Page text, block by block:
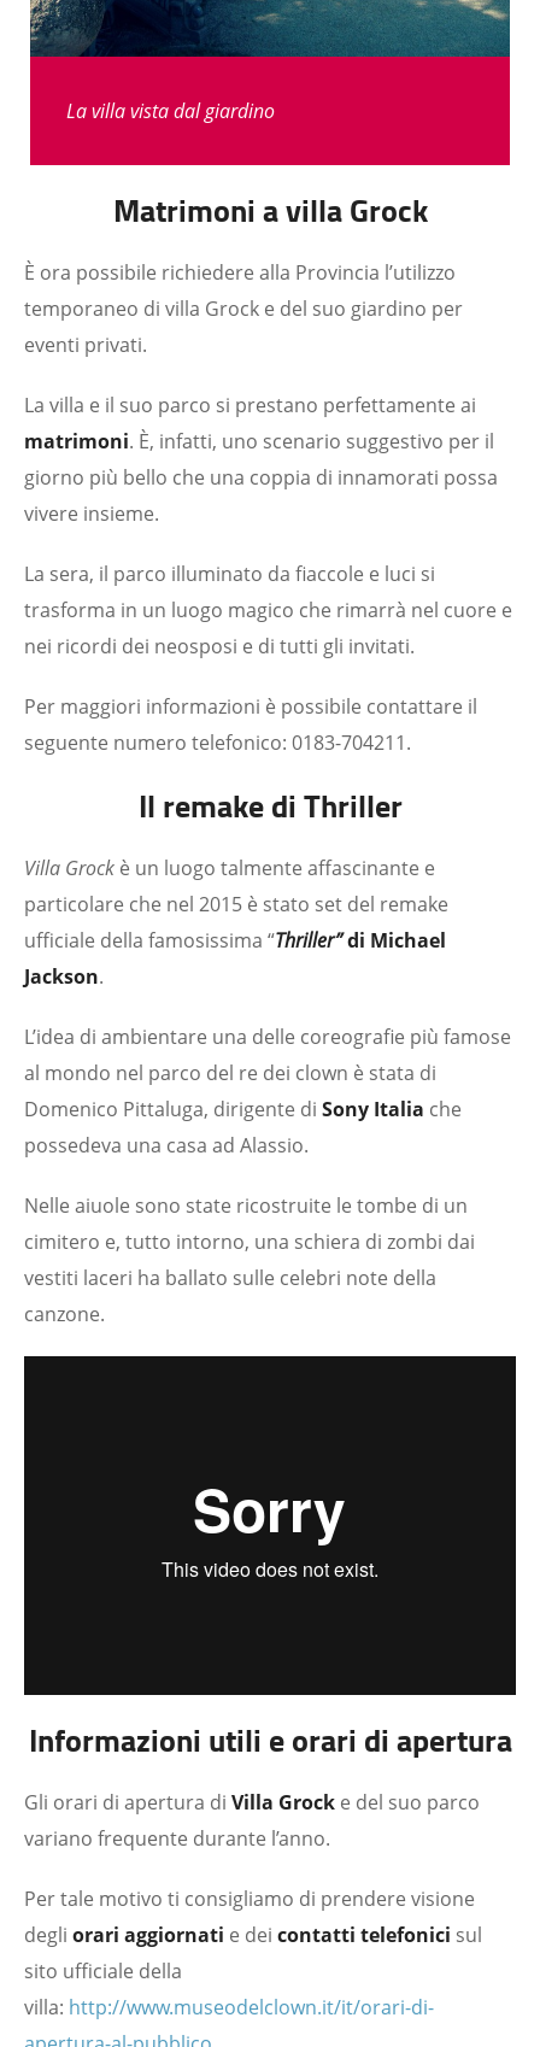
La villa vista dal giardino
Matrimoni a villa Grock
È ora possibile richiedere alla Provincia l’utilizzo
temporaneo di villa Grock e del suo giardino per
eventi privati.
La villa e il suo parco si prestano perfettamente ai
matrimoni. È, infatti, uno scenario suggestivo per il
giorno più bello che una coppia di innamorati possa
vivere insieme.
La sera, il parco illuminato da fiaccole e luci si
trasforma in un luogo magico che rimarrà nel cuore e
nei ricordi dei neosposi e di tutti gli invitati.
Per maggiori informazioni è possibile contattare il
seguente numero telefonico: 0183-704211.
Il remake di Thriller
Villa Grock è un luogo talmente affascinante e
particolare che nel 2015 è stato set del remake
ufficiale della famosissima “Thriller”di Michael
Jackson.
L’idea di ambientare una delle coreografie più famose
al mondo nel parco del re dei clown è stata di
Domenico Pittaluga, dirigente di Sony Italia che
possedeva una casa ad Alassio.
Nelle aiuole sono state ricostruite le tombe di un
cimitero e, tutto intorno, una schiera di zombi dai
vestiti laceri ha ballato sulle celebri note della
canzone.
Informazioni utili e orari di apertura
Gli orari di apertura di Villa Grock e del suo parco
variano frequente durante l’anno.
Per tale motivo ti consigliamo di prendere visione
degli orari aggiornati e dei contatti telefonici sul
sito ufficiale della
villa: http://www.museodelclown.it/it/orari-di-